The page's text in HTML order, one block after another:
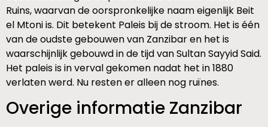
Ruins, waarvan de oorspronkelijke naam eigenlijk Beit
el Mtoni is. Dit betekent Paleis bij de stroom. Het is één
van de oudste gebouwen van Zanzibar en het is
waarschijnlijk gebouwd in de tijd van Sultan Sayyid Said.
Het paleis is in verval gekomen nadat het in 1880
verlaten werd. Nu resten er alleen nog ruïnes.
Overige informatie Zanzibar